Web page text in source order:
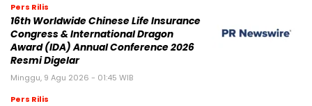
Pers Rilis
16th Worldwide Chinese Life Insurance
Congress & International Dragon
Award (IDA) Annual Conference 2026
Resmi Digelar
Minggu, 9 Agu 2026 - 01:45 WIB
Pers Rilis